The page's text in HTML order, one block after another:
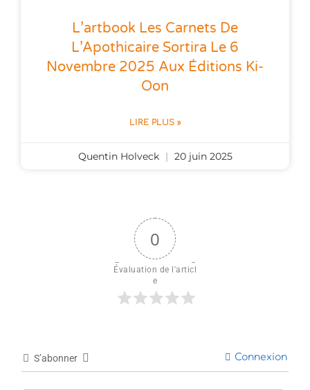
L’artbook Les Carnets De
L’Apothicaire Sortira Le 6
Novembre 2025 Aux Éditions Ki-
Oon
LIRE PLUS »
Quentin Holveck 20 juin 2025
0
Évaluation de l'articl
e
S’abonner Connexion